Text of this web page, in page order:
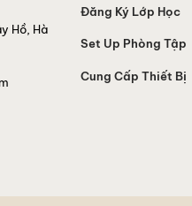
Hồ, Hà
Đăng Ký Lớp Học
Set Up Phòng Tập
Cung Cấp Thiết Bị